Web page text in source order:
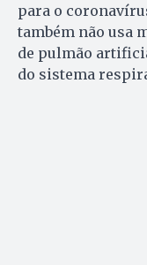
para o
também não usa
de pulmão
do sistema